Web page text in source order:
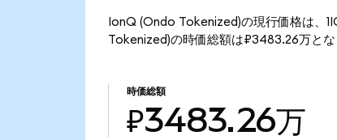
IonQ (Ondo Tokenized)の現行価格は、
Tokenized)の時価総額は₽3483.26万とな
時価総額
₽3483.26万